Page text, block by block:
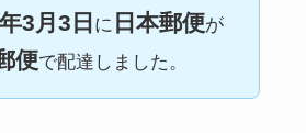
3月3日 に 日本郵便が
便で配達しました。